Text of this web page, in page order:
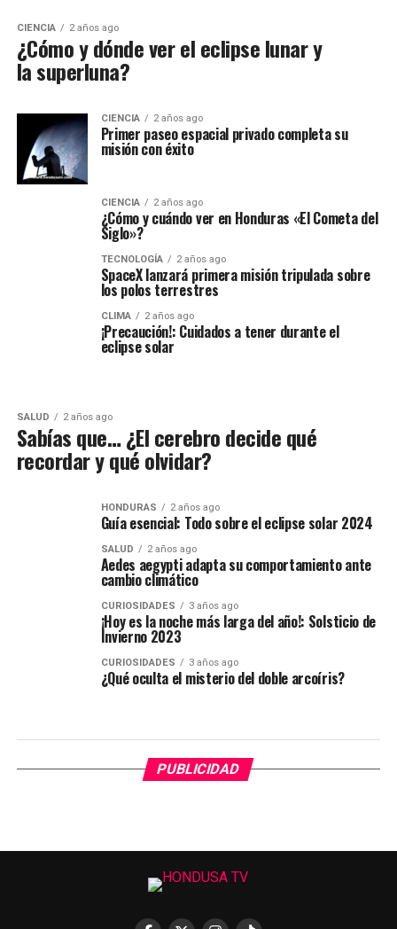
CIENCIA 2 años ago
¿Cómo y dónde ver el eclipse lunar y
la superluna?
CIENCIA 2 años ago
Primer paseo espacial privado completa su
misión con éxito
CIENCIA 2 años ago
¿Cómo y cuándo ver en Honduras «El Cometa del
Siglo»?
TECNOLOGÍA 2 años ago
SpaceX lanzará primera misión tripulada sobre
los polos terrestres
CLIMA 2 años ago
¡Precaución!: Cuidados a tener durante el
eclipse solar
SALUD 2 años ago
Sabías que… ¿El cerebro decide qué
recordar y qué olvidar?
HONDURAS 2 años ago
Guía esencial: Todo sobre el eclipse solar 2024
SALUD 2 años ago
Aedes aegypti adapta su comportamiento ante
cambio climático
CURIOSIDADES 3 años ago
¡Hoy es la noche más larga del año!: Solsticio de
Invierno 2023
CURIOSIDADES 3 años ago
¿Qué oculta el misterio del doble arcoíris?
PUBLICIDAD